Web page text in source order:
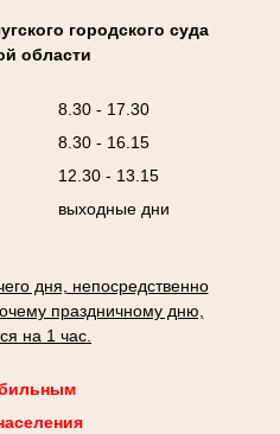
городского суда
области
8.30 - 17.30
8.30 - 16.15
12.30 - 13.15
выходные дни
дня, непосредственно
праздничному дню,
на 1 час.